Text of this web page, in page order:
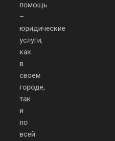
помощь
–
юридические
услуги,
как
в
своем
городе,
так
и
по
всей